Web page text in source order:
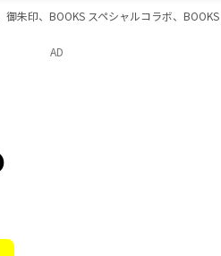
朱印、BOOKS スペシャルコラボ、
AD